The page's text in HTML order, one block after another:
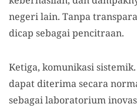
negeri lain. Tanpa
dicap sebagai pencitraan.
Ketiga, komunikasi
dapat diterima secara
sebagai laboratorium